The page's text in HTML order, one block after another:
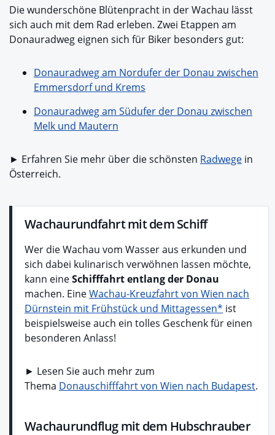
Die wunderschöne Blütenpracht in der Wachau lässt
sich auch mit dem Rad erleben. Zwei Etappen am
Donauradweg eignen sich für Biker besonders gut:
Donauradweg am Nordufer der Donau zwischen
Emmersdorf und Krems
Donauradweg am Südufer der Donau zwischen
Melk und Mautern
► Erfahren Sie mehr über die schönsten Radwege in
Österreich.
Wachaurundfahrt mit dem Schiff
Wer die Wachau vom Wasser aus erkunden und
sich dabei kulinarisch verwöhnen lassen möchte,
kann eineSchifffahrt entlang der Donau
machen. EineWachau-Kreuzfahrt von Wien nach
Dürnstein mit Frühstück und Mittagessen* ist
beispielsweise auch ein tolles Geschenk für einen
besonderen Anlass!
► Lesen Sie auch mehr zum
Thema Donauschifffahrt von Wien nach Budapest.
Wachaurundflug mit dem Hubschrauber